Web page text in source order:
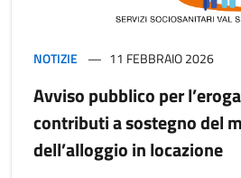
NOTIZIE 11 FEBBRAIO 2026
Avviso pubblico per
contributi a sostegno del
dell’alloggio in locazione